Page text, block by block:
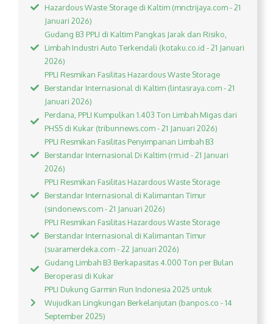
Hazardous Waste Storage di Kaltim (mnctrijaya.com - 21
Januari 2026)
Gudang B3 PPLI di Kaltim Pangkas Jarak dan Risiko,
Limbah Industri Auto Terkendali (kotaku.co.id - 21 Januari
2026)
PPLI Resmikan Fasilitas Hazardous Waste Storage
Berstandar Internasional di Kaltim (lintasraya.com - 21
Januari 2026)
Perdana, PPLI Kumpulkan 1.403 Ton Limbah Migas dari
PHSS di Kukar (tribunnews.com - 21 Januari 2026)
PPLI Resmikan Fasilitas Penyimpanan Limbah B3
Berstandar Internasional Di Kaltim (rm.id - 21 Januari
2026)
PPLI Resmikan Fasilitas Hazardous Waste Storage
Berstandar Internasional di Kalimantan Timur
(sindonews.com - 21 Januari 2026)
PPLI Resmikan Fasilitas Hazardous Waste Storage
Berstandar Internasional di Kalimantan Timur
(suaramerdeka.com - 22 Januari 2026)
Gudang Limbah B3 Berkapasitas 4.000 Ton per Bulan
Beroperasi di Kukar
PPLI Dukung Garmin Run Indonesia 2025 untuk
Wujudkan Lingkungan Berkelanjutan (banpos.co - 14
September 2025)